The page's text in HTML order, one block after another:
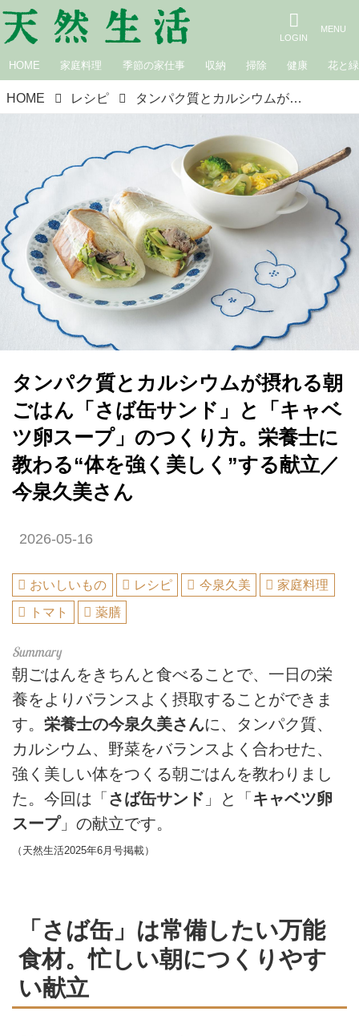
HOME 家庭料理 季節の家仕事 収納 掃除 健康 花と緑
HOME レシピ タンパク質とカルシウムが摂れる朝ごはん「さば缶サンド」と「キャベツ卵スープ」のつくり方。栄養士に教わる“体を強く美しく”する献立／今泉久美さん
タンパク質とカルシウムが摂れる朝
ごはん「さば缶サンド」と「キャベ
ツ卵スープ」のつくり方。栄養士に
教わる“体を強く美しく”する献立／
今泉久美さん
2026-05-16
おいしいもの レシピ 今泉久美
家庭料理
トマト
薬膳
朝ごはんをきちんと食べることで、一日の栄
養をよりバランスよく摂取することができま
す。 栄養士の今泉久美さんに、タンパク質、
カルシウム、野菜をバランスよく合わせた、
強く美しい体をつくる朝ごはんを教わりまし
た。今回は「 さば缶サンド 」と「 キャベツ卵
スープ」の献立です。
（天然生活2025年6月号掲載）
「さば缶」は常備したい万能
食材。忙しい朝につくりやす
い献立